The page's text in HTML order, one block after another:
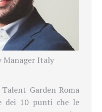
Manager Italy
Garden Roma
dei 10 punti che le